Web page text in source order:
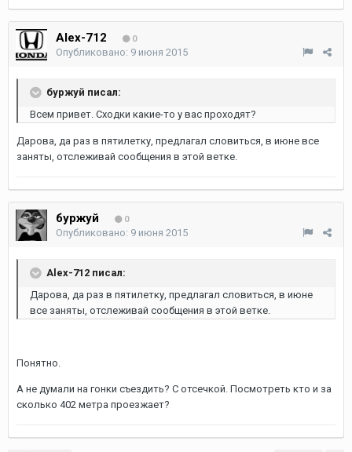
Alex-712 0
Опубликовано: 9 июня 2015
буржуй писал:
Всем привет. Сходки какие-то у вас проходят?
Дарова, да раз в пятилетку, предлагал словиться, в июне все
заняты, отслеживай сообщения в этой ветке.
буржуй 0
Опубликовано: 9 июня 2015
Alex-712 писал:
Дарова, да раз в пятилетку, предлагал словиться, в июне
все заняты, отслеживай сообщения в этой ветке.
Понятно.
А не думали на гонки съездить? С отсечкой. Посмотреть кто и за
сколько 402 метра проезжает?